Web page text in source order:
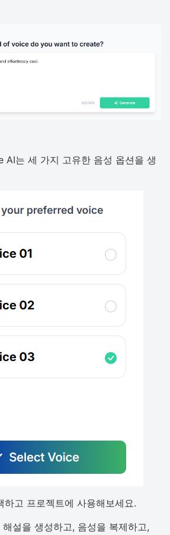
AI는 세 가지 고유한 음성 옵션을 생
하고 프로젝트에 사용해보세요.
설을 생성하고, 음성을 복제하고,